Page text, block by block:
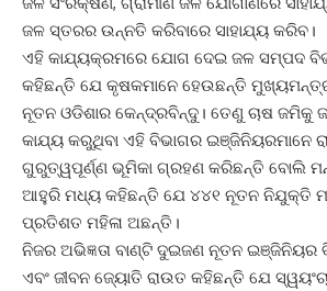
ଜଳ ସ୍ତରର ଉନ୍ନତି କରିବାରେ ସାହାଯ୍ୟ କରିବ।
ଏହି କାଯ୍ୟକ୍ରମରେ ଯୋଗ ଦେଇ ଜଳ ସମ୍ପଦ
କହିଛନ୍ତି ଯେ କୃଷକମାନେ ହେଉଛନ୍ତି
ନୂତନ ଓଡିଶାର କେନ୍ଦ୍ରବିନ୍ଦୁ। ତେଣୁ ଚାଷ ଜମିକୁ
କାଯ୍ୟ କରୁଥିବା ଏହି ବିଭାଗର ଇଞ୍ଜିନିୟରମାନେ
ଗୁରୁତ୍ୱପୂର୍ଣ୍ଣ ଭୂମିକା ଗ୍ରହଣ କରିଛନ୍ତି ବୋଲି
ଆହୁରି ମଧ୍ୟ କହିଛନ୍ତି ଯେ ୪୪୧ ନୂତନ ନିଯୁକ୍ତି
ପ୍ରତିଶତ ମହିଳା ଅଛନ୍ତି।
ନିଜର ଅଭିଜ୍ଞତା ବାଣ୍ଟି ଦୁଇଜଣ ନୂତନ ଇଞ୍ଜିନିୟର
ଏବଂ ଜୀବନ ଜ୍ୟୋତି ରାଉତ କହିଛନ୍ତି ଯେ